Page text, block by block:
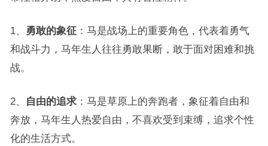
1、 勇敢的象征：马是战场上的重要角色，代表着勇气
和战斗力，马年生人往往勇敢果断，敢于面对困难和挑
战。
2、 自由的追求：马是草原上的奔跑者，象征着自由和
奔放，马年生人热爱自由，不喜欢受到束缚，追求个性
化的生活方式。